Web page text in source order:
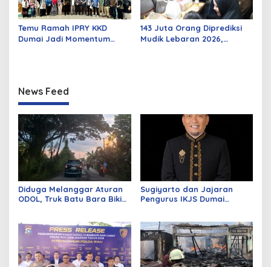
Temu Ramah IPRY KKD
Dumai Jadi Momentum
143 Juta Orang Diprediksi
Mudik Lebaran 2026,
News Feed
Diduga Melanggar Aturan
ODOL, Truk Batu Bara Bikin
Sugiyarto dan Jajaran
Pengurus IKJS Dumai